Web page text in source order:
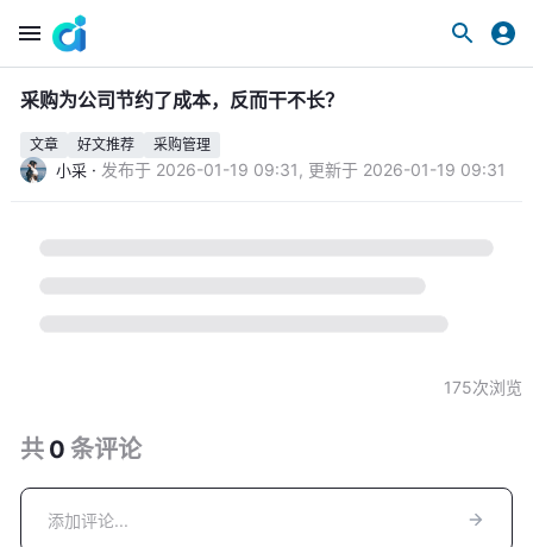
采购为公司节约了成本，反而干不长？
文章 好文推荐 采购管理
小采 · 发布于 2026-01-19 09:31 , 更新于 2026-01-19 09:31
175次浏览
共 0 条评论